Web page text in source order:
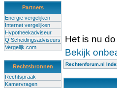
Partners
Energie vergelijken
Internet vergelijken
Hypotheekadviseur
Q Scheidingsadviseurs
Vergelijk.com
Rechtsbronnen
Rechtspraak
Kamervragen
Het is nu
Bekijk
Rechtenforum.nl